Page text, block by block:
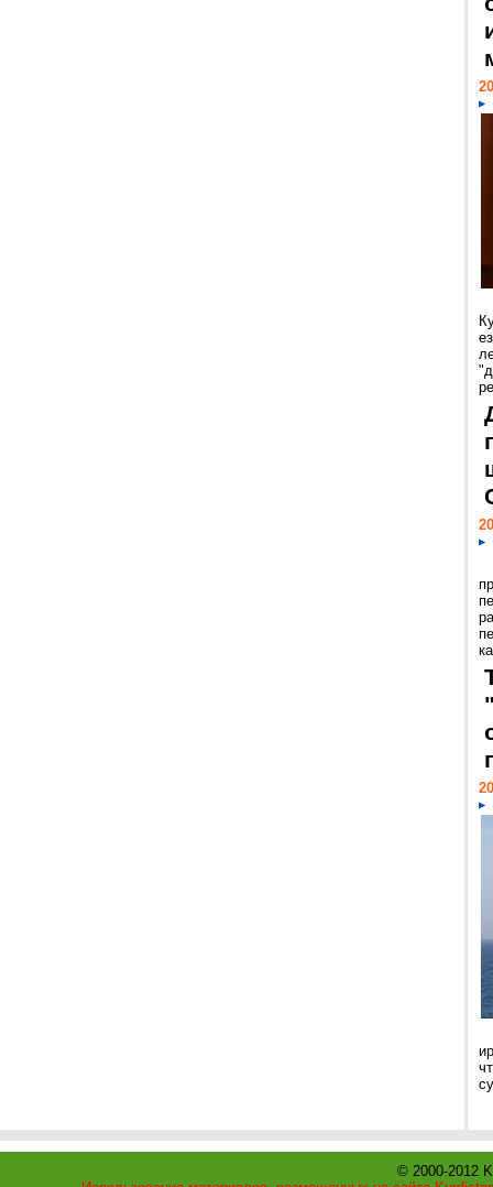
© 2000-2012